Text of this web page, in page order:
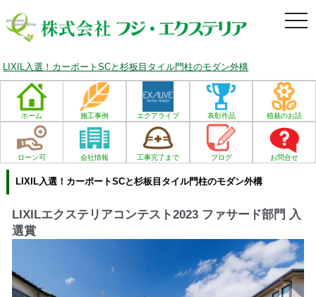
LIXIL入選！カーポートSCと杉板目タイル門柱のモダン外構
ホーム 施工事例 エクアライブ 表彰作品 植栽のお話
ローン可 会社情報 工事完了まで ブログ お問合せ
LIXIL入選！カーポートSCと杉板目タイル門柱のモダン外構
LIXILエクステリアコンテスト2023 ファサード部門 入
選賞